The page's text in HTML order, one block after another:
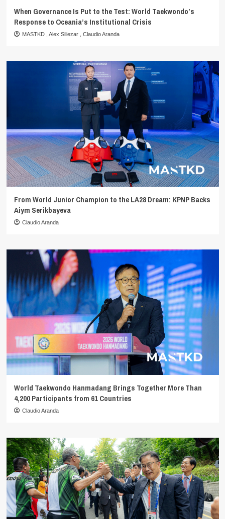
When Governance Is Put to the Test: World Taekwondo’s
Response to Oceania’s Institutional Crisis
MASTKD Alex Siliezar Claudio Aranda
From World Junior Champion to the LA28 Dream: KPNP Backs
Aiym Serikbayeva
Claudio Aranda
World Taekwondo Hanmadang Brings Together More Than
4,200 Participants from 61 Countries
Claudio Aranda